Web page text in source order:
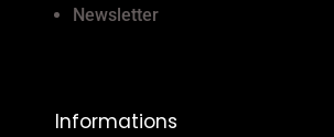
Newsletter
Informations